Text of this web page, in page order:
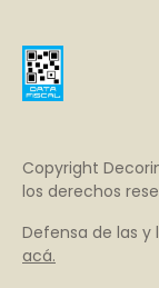
Copyright
los derechos
Defensa de las y
acá.